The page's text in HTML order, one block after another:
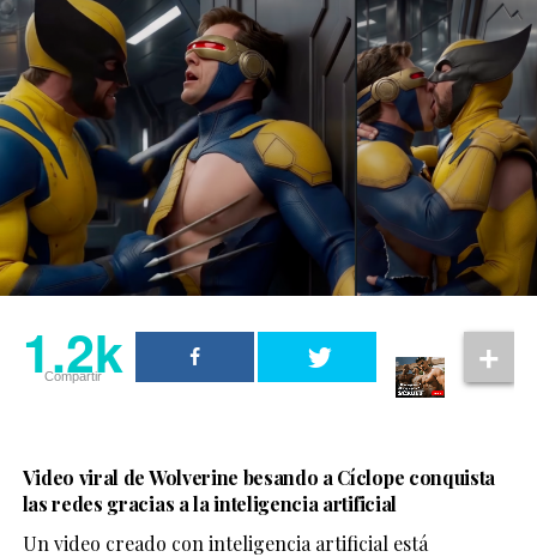
1.2k
Compartir
Video viral de Wolverine besando a Cíclope conquista
las redes gracias a la inteligencia artificial
Un video creado con inteligencia artificial está